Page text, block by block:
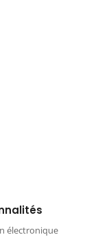
électronique